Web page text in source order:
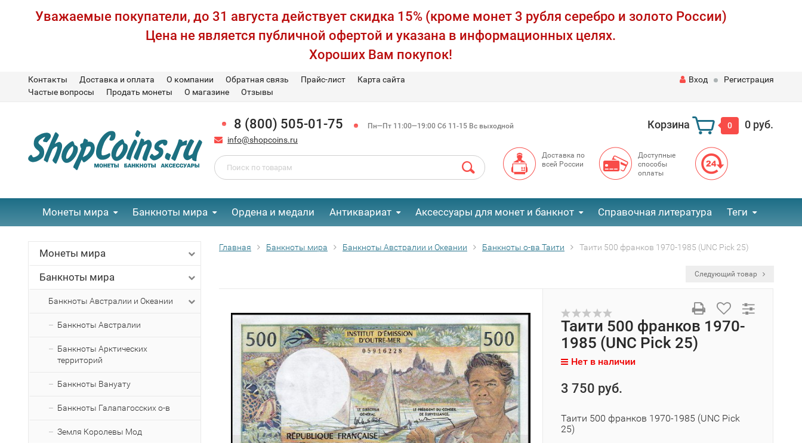
Уважаемые покупатели, до 31 августа действует скидка 15% (кроме монет 3 рубля серебро и золото России)
Цена не является публичной офертой и указана в информационных целях.
Хороших Вам покупок!
Контакты Доставка и оплата О компании Обратная связь Прайс-лист
Карта сайта
Частые вопросы
Продать монеты О магазине Отзывы
Вход Регистрация
8 (800) 505-01-75 Пн—Пт 11:00—19:00 Сб 11-15 Вс выходной
info@shopcoins.ru
Корзина 0 0 руб.
Доставка по
всей России
Доступные
способы
оплаты
Монеты мира Банкноты мира Ордена и медали Антиквариат Аксессуары для монет и банкнот Справочная литература Теги
Монеты мира
Банкноты мира
Банкноты Австралии и Океании
Банкноты Австралии
Банкноты Арктических
территорий
Банкноты Вануату
Банкноты Галапагосских о-в
Земля Королевы Мод
Главная Банкноты мира Банкноты Австралии и Океании Банкноты о-ва Таити Таити 500 франков 1970-1985 (UNC Pick 25)
Следующий товар
Таити 500 франков 1970-
1985 (UNC Pick 25)
Нет в наличии
3 750 руб.
Таити 500 франков 1970-1985 (UNC Pick
25)